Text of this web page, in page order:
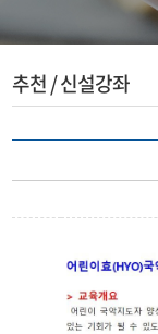
추천 / 신설강좌